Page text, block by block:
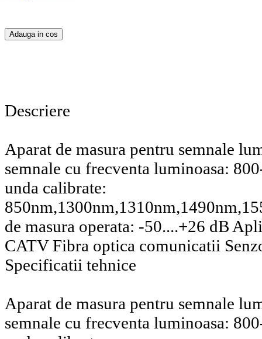
Descriere
Aparat de masura pentru semnale
semnale cu frecventa luminoasa:
unda calibrate:
de masura operata: -50....+26 dB
CATV Fibra optica comunicatii
Specificatii tehnice
Aparat de masura pentru semnale
semnale cu frecventa luminoasa: